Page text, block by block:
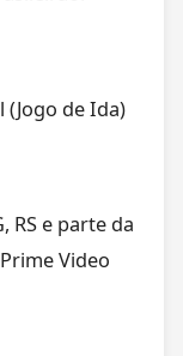
(Jogo de Ida)
RS e parte da
Video